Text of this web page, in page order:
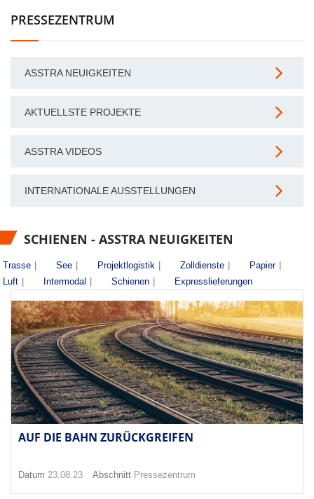
PRESSEZENTRUM
ASSTRA NEUIGKEITEN
AKTUELLSTE PROJEKTE
ASSTRA VIDEOS
INTERNATIONALE AUSSTELLUNGEN
SCHIENEN - ASSTRA NEUIGKEITEN
Trasse See Projektlogistik Zolldienste Papier
Luft
Intermodal Schienen Expresslieferungen
AUF DIE BAHN ZURÜCKGREIFEN
Datum 23.08.23 Abschnitt Pressezentrum